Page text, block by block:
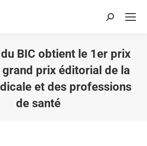
Recherche
BIC obtient le 1er prix
prix éditorial de la
et des professions
de santé